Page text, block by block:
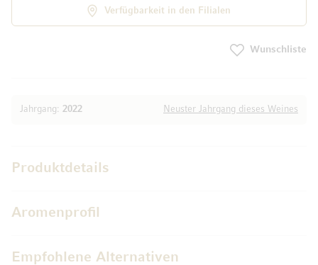
Jahrgang: 2022 Neuster Jahrgang dieses Weines
Verfügbarkeit in den Filialen
Wunschliste
Produktdetails
Aromenprofil
Empfohlene Alternativen